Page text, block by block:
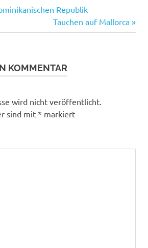
Republik
Nächster
Beitrag:
Tauchen auf Mallorca
KOMMENTAR
wird nicht veröffentlicht.
sind mit * markiert